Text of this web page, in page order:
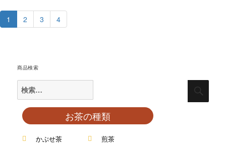
1 2 3 4
商品検索
お茶の種類
かぶせ茶
煎茶